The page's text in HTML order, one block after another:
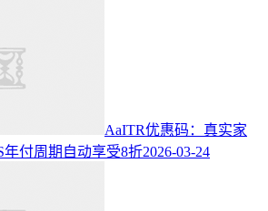
AaITR优惠码：真实家
年付周期自动享受8折2026-03-24